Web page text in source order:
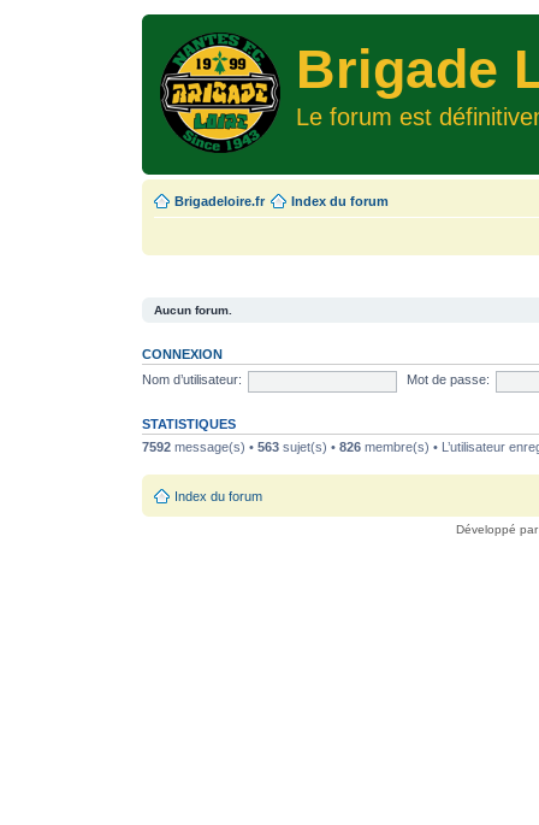
Brigade
Le forum est
Brigadeloire.fr Index du forum
Aucun forum.
CONNEXION
Nom d’utilisateur:
Mot de passe:
STATISTIQUES
7592 message(s) • 563 sujet(s) • 826 membre(s) • L’utilisateur
Index du forum
Développé